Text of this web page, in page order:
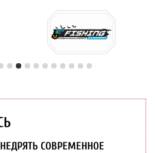
СОВРЕМЕННОЕ